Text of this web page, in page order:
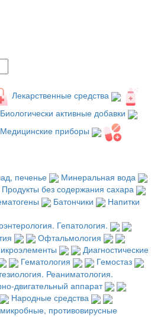
Лекарственные средства
Биологически активные добавки
Медицинские приборы
печенье
Минеральная вода
Продукты без содержания сахара
Батончики
Напитки
Гепатология.
Офтальмология
Диагностические
Гематология
Гемостаз
Реаниматология.
двигательный аппарат
Народные средства
противовирусные